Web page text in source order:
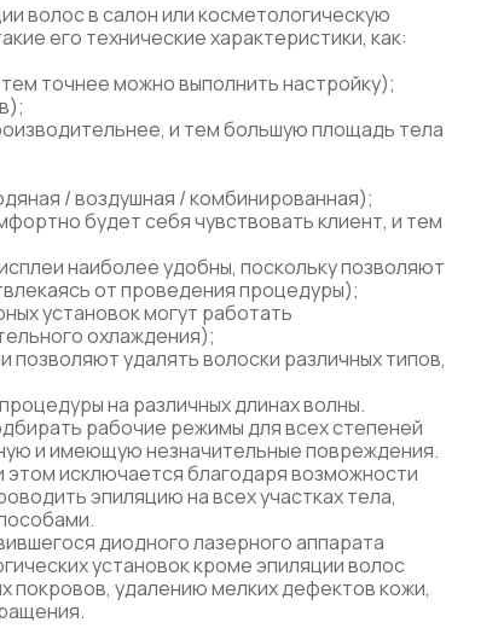
волос в салон или косметологическую
его технические характеристики, как:
точнее можно выполнить настройку);
и тем большую площадь тела
/ воздушная / комбинированная);
будет себя чувствовать клиент, и тем
наиболее удобны, поскольку позволяют
от проведения процедуры);
установок могут работать
охлаждения);
удалять волоски различных типов,
на различных длинах волны.
рабочие режимы для всех степеней
и имеющую незначительные повреждения.
исключается благодаря возможности
эпиляцию на всех участках тела,
диодного лазерного аппарата
установок кроме эпиляции волос
удалению мелких дефектов кожи,